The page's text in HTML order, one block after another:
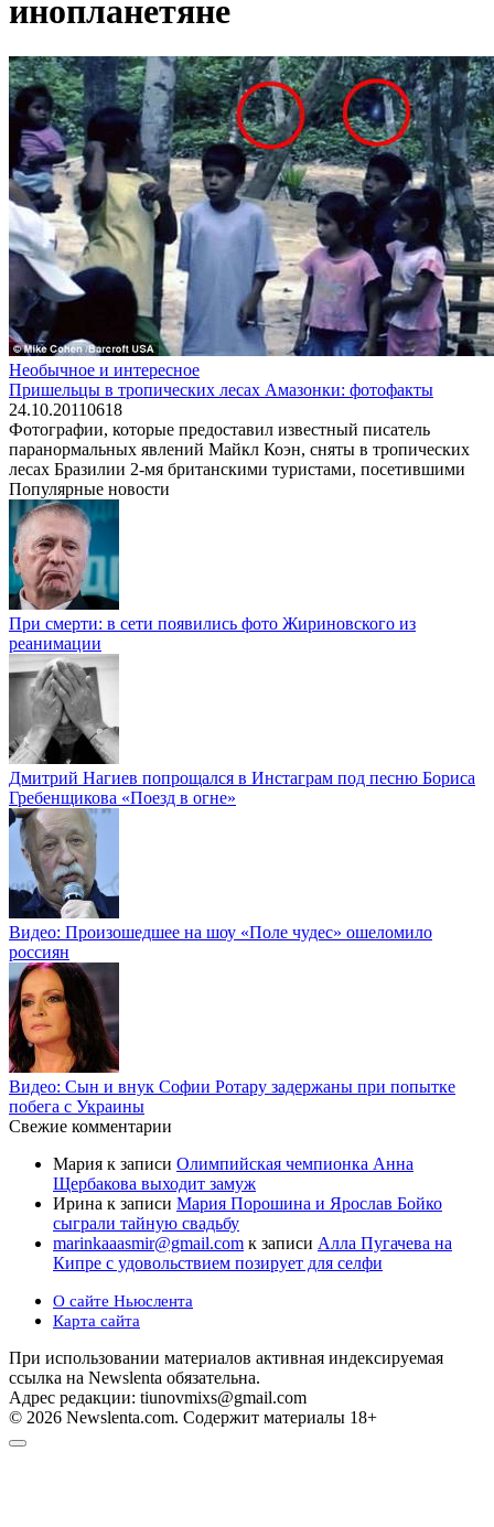
инопланетяне
Необычное и интересное
Пришельцы в тропических лесах Амазонки: фотофакты
24.10.20110618
Фотографии, которые предоставил известный писатель
паранормальных явлений Майкл Коэн, сняты в тропических
лесах Бразилии 2-мя британскими туристами, посетившими
Популярные новости
При смерти: в сети появились фото Жириновского из
реанимации
Дмитрий Нагиев попрощался в Инстаграм под песню Бориса
Гребенщикова «Поезд в огне»
Видео: Произошедшее на шоу «Поле чудес» ошеломило
россиян
Видео: Сын и внук Софии Ротару задержаны при попытке
побега с Украины
Свежие комментарии
Мария к записи Олимпийская чемпионка Анна
Щербакова выходит замуж
Ирина к записи Мария Порошина и Ярослав Бойко
сыграли тайную свадьбу
marinkaaasmir@gmail.com к записи Алла Пугачева на
Кипре с удовольствием позирует для селфи
О сайте Ньюслента
Карта сайта
При использовании материалов активная индексируемая
ссылка на Newslenta обязательна.
Адрес редакции: tiunovmixs@gmail.com
© 2026 Newslenta.com. Содержит материалы 18+